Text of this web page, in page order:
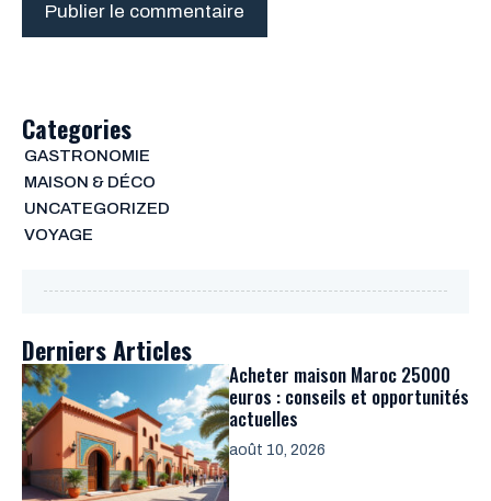
Categories
GASTRONOMIE
MAISON & DÉCO
UNCATEGORIZED
VOYAGE
Derniers Articles
Acheter maison Maroc 25000
euros : conseils et opportunités
actuelles
août 10, 2026